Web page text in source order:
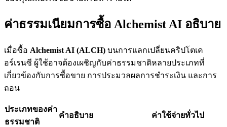
เงินกู้
บริการยืมเงินที่ได้รับการสนับสนุนจาก Crypto
ค่าธรรมเนียมการซื้อ Alchemist AI อธิบาย
เมื่อซื้อ Alchemist AI (ALCH) บนการแลกเปลี่ยนคริปโตเค
อร์เรนซี ผู้ใช้อาจต้องเผชิญกับค่าธรรมชาติหลายประเภทที่
เกี่ยวข้องกับการซื้อขาย การประมวลผลการชำระเงิน และการ
ถอน
ประเภทของค่า
ธรรมชาติ
คำอธิบาย ค่าใช้จ่ายทั่วไป